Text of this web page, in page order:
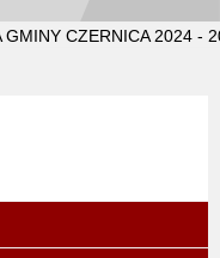
GMINY CZERNICA 2024 -